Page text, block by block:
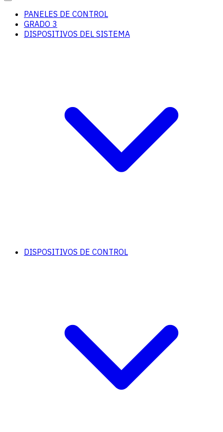
PANELES DE CONTROL
GRADO 3
DISPOSITIVOS DEL SISTEMA
DISPOSITIVOS DE CONTROL